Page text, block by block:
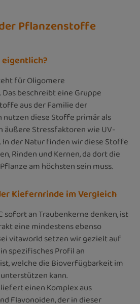
Pflanzenstoffe
eigentlich?
für Oligomere
beschreibt eine Gruppe
aus der Familie der
nutzen diese Stoffe primär als
äußere Stressfaktoren wie UV-
In der Natur finden wir diese Stoffe
Rinden und Kernen, da dort die
am höchsten sein muss.
Kiefernrinde im Vergleich
sofort an Traubenkerne denken, ist
eine mindestens ebenso
vitaworld setzen wir gezielt auf
spezifisches Profil an
welche die Bioverfügbarkeit im
kann.
einen Komplex aus
Flavonoiden, der in dieser